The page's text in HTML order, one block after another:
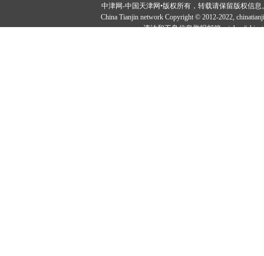
中津网-中国天津网•版权所有，转载请保留版权信息
China Tianjin network Copyright © 2012-2022,
违法和不良信息举报邮箱：